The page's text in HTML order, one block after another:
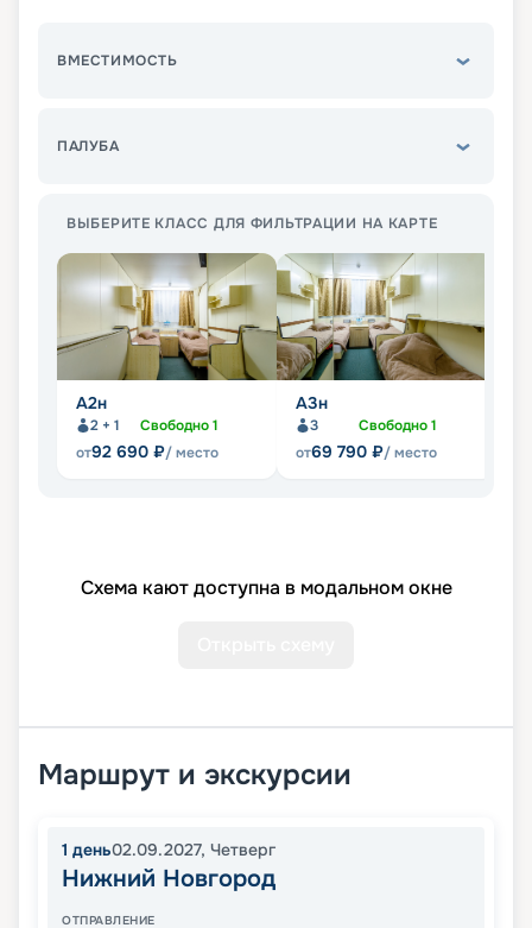
ВМЕСТИМОСТЬ
ПАЛУБА
ВЫБЕРИТЕ КЛАСС ДЛЯ ФИЛЬТРАЦИИ НА КАРТЕ
А2н
2 + 1 Свободно1
от92 690 ₽/ место
А3н
3 Свободно1
от69 790 ₽/ место
Схема кают доступна в модальном окне
Маршрут и экскурсии
1 день02.09.2027, Четверг
Нижний Новгород
ОТПРАВЛЕНИЕ